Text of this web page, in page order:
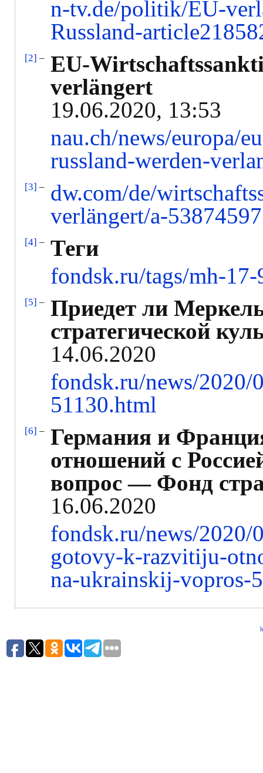
n-tv.de/politik/EU-
Russland-
[2] – EU-
verlängert
19.06.2020, 13:53
nau.ch/news/europa/
russland-werden-
[3] – dw.com/de/
verlängert/a-53874597
[4] – Теги
fondsk.ru/tags/mh-
[5] – Приедет ли
стратегической
14.06.2020
fondsk.ru/news/
51130.html
[6] – Германия и
отношений с
вопрос — Фонд
16.06.2020
fondsk.ru/news/
gotovy-k-razvitiju-
na-ukrainskij-vopros-